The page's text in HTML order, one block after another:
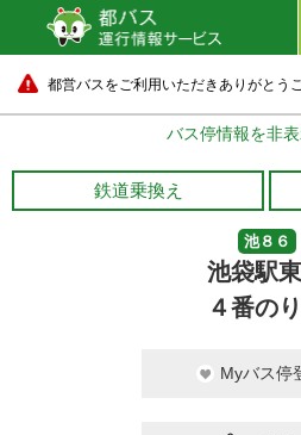
都営バスをご利用いただきありがとう
バス停情報を非
鉄道乗換え
池８６
池袋駅
４番の
Myバス停